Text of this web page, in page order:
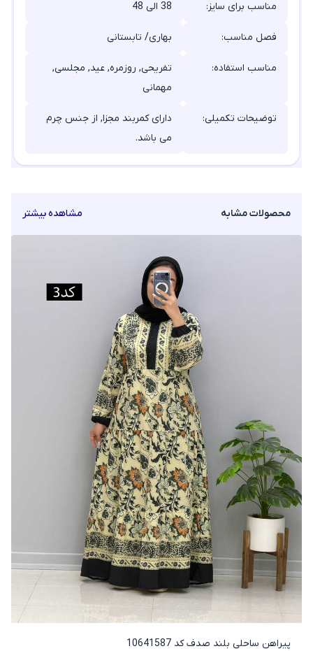
مناسب برای سایز: 38 الی 48
فصل مناسب: بهاری/ تابستانی
مناسب استفاده:
تفریحی, روزمره, عید, مجلسی,
مهمانی
توضیحات تکمیلی:
دارای کمربند مجزا, از جنس چرم
می باشد.
محصولات مشابه مشاهده بیشتر
پیراهن ساحلی بلند صدف کد 10641587